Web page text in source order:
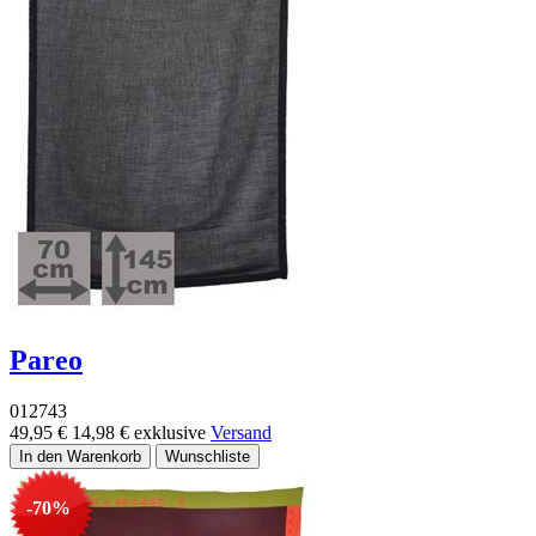
Pareo
012743
49,95 € 14,98 € exklusive Versand
-70%